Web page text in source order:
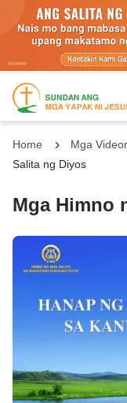
Home Mga
Salita ng Diyos
Mga Himno